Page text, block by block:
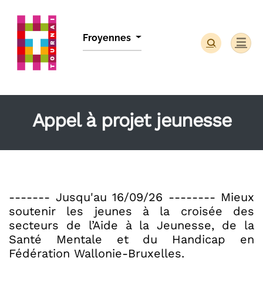
Froyennes
Appel à projet jeunesse
------- Jusqu'au 16/09/26 -------- Mieux
soutenir les jeunes à la croisée des
secteurs de l’Aide à la Jeunesse, de la
Santé Mentale et du Handicap en
Fédération Wallonie-Bruxelles.